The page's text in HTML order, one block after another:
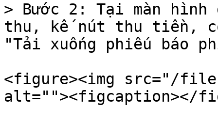
> Bước 2: Tại màn hình
thu, kế nút thu tiền,
"Tải xuống phiếu báo
<figure><img src="/
alt=""><figcaption></